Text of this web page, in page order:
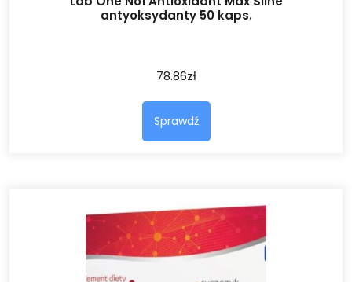
antyoksydanty 50 kaps.
78.86zł
Sprawdź